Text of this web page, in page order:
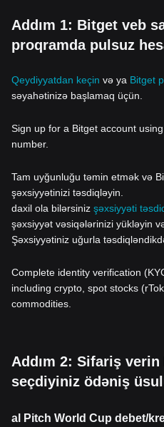
Addım 1: Bitget veb
proqramda pulsuz
Qeydiyyatdan keçin və ya Bitget
səyahətinizə başlamaq üçün.
Sign up for a Bitget account
number.
Tam uyğunluğu təmin etmək və
şəxsiyyətinizi təsdiqləyin.
daxil ola bilərsiniz şəxsiyyəti
şəxsiyyət vəsiqələrinizi yükləyin
Şəxsiyyətiniz uğurla
Complete identity verification
including crypto, spot stocks
commodities.
Addım 2: Sifariş
seçdiyiniz ödəniş
al Pitch World Cup debet/